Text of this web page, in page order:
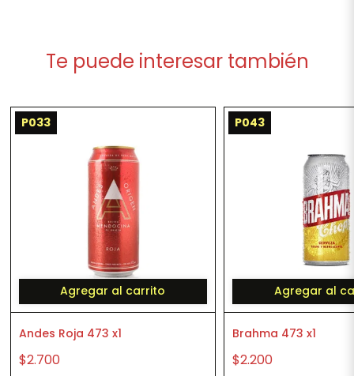
Te puede interesar también
P033
Agregar al carrito
Andes Roja 473 x1
$2.700
P043
Agregar al
Brahma 473 x1
$2.200